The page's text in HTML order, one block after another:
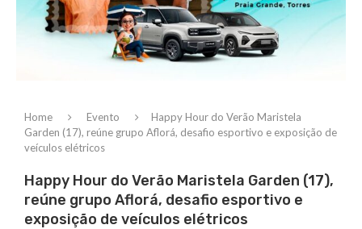
Home Evento
Happy Hour do Verão Maristela
Garden (17), reúne grupo Aflorá, desafio esportivo e exposição de
veículos elétricos
Happy Hour do Verão Maristela Garden (17),
reúne grupo Aflorá, desafio esportivo e
exposição de veículos elétricos